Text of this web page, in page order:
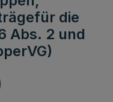
die
Abs. 2 und